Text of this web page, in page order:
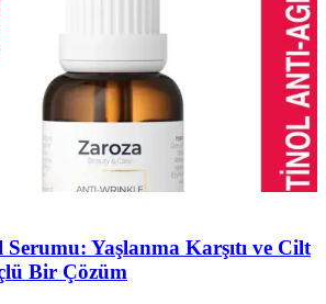
Yaşlanma Karşıtı ve Cilt
Bir Çözüm